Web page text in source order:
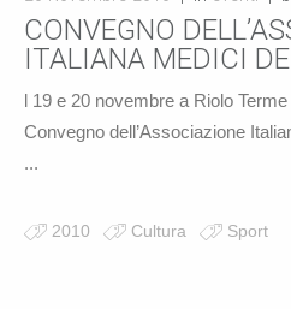
CONVEGNO
ITALIANA MEDICI
l 19 e 20 novembre a Riolo
Convegno dell’Associazione
...
2010 Cultura Sport